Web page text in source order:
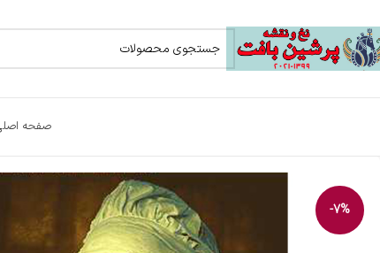
صفحه
-7%